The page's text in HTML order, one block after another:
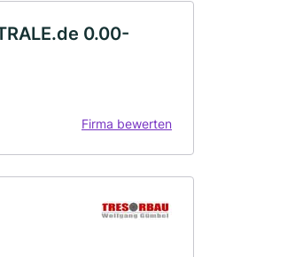
0.00-
Firma bewerten